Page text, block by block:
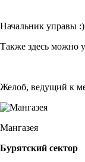
Начальник управы :)
Также здесь можно
Желоб, ведущий к
Мангазея
Бурятский сектор